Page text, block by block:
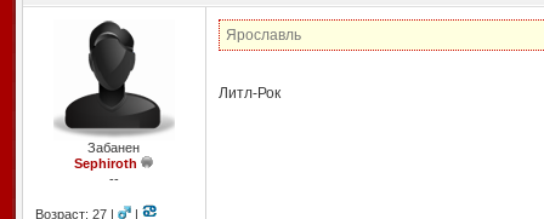
Забанен
Sephiroth
--
Возраст: 27 |
|
Ярославль
Литл-Рок